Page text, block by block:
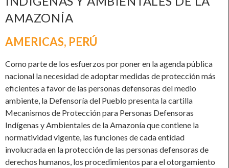
AMAZONÍA
AMERICAS, PERÚ
Como parte de los esfuerzos por poner en la agenda pública
nacional la necesidad de adoptar medidas de protección más
eficientes a favor de las personas defensoras del medio
ambiente, la Defensoría del Pueblo presenta la cartilla
Mecanismos de Protección para Personas Defensoras
Indígenas y Ambientales de la Amazonía que contiene la
normatividad vigente, las funciones de cada entidad
involucrada en la protección de las personas defensoras de
derechos humanos, los procedimientos para el otorgamiento